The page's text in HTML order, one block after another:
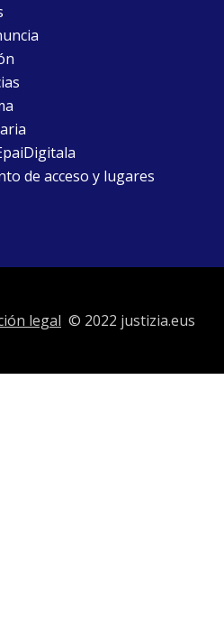
de acceso y lugares
legal © 2022 justizia.eus